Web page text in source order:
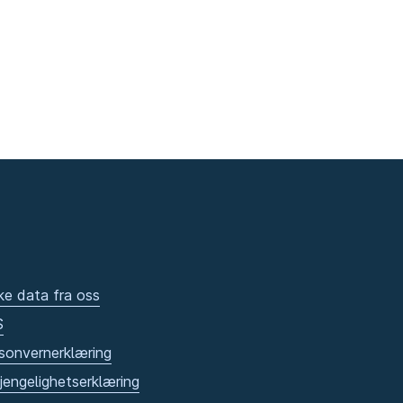
data fra oss